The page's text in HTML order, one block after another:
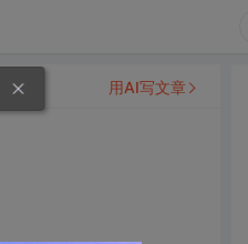
用AI写文章